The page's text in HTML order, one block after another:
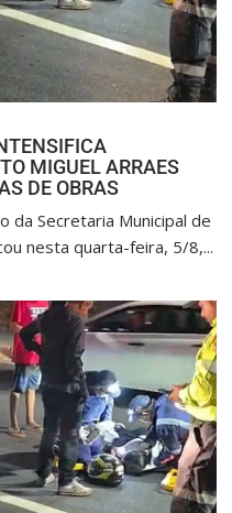
MIGUEL ARRAES
DE OBRAS
da Secretaria Municipal de
nesta quarta-feira, 5/8,...